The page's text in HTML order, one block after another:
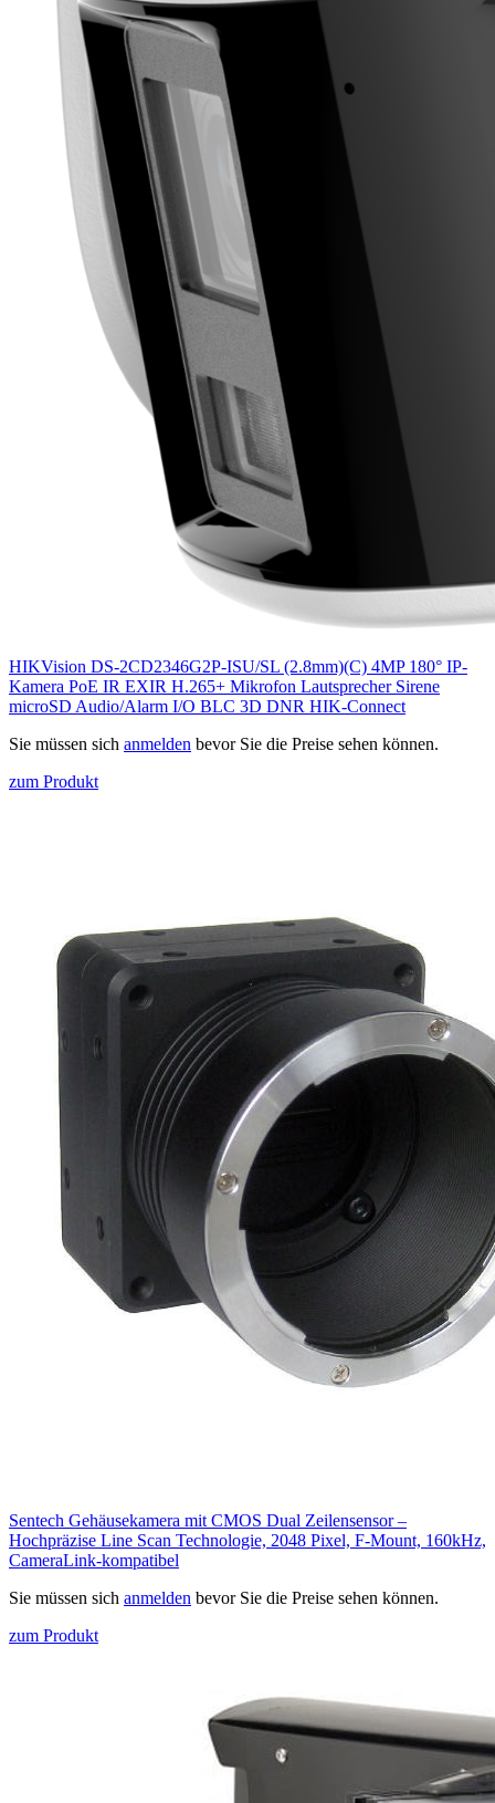
HIKVision DS-2CD2346G2P-ISU/SL (2.8mm)(C) 4MP 180° IP-
Kamera PoE IR EXIR H.265+ Mikrofon Lautsprecher Sirene
microSD Audio/Alarm I/O BLC 3D DNR HIK-Connect
Sie müssen sich anmelden bevor Sie die Preise sehen können.
zum Produkt
Sentech Gehäusekamera mit CMOS Dual Zeilensensor –
Hochpräzise Line Scan Technologie, 2048 Pixel, F-Mount, 160kHz,
CameraLink-kompatibel
Sie müssen sich anmelden bevor Sie die Preise sehen können.
zum Produkt